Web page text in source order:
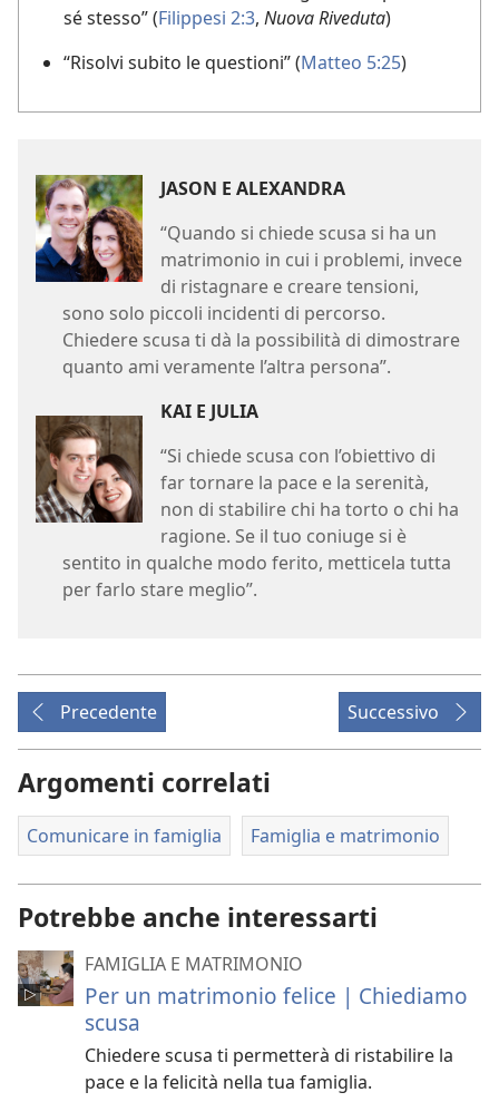
sé stesso” (Filippesi 2:3, Nuova Riveduta)
“Risolvi subito le questioni” (Matteo 5:25)
JASON E ALEXANDRA
“Quando si chiede scusa si ha un
matrimonio in cui i problemi, invece
di ristagnare e creare tensioni,
sono solo piccoli incidenti di percorso.
Chiedere scusa ti dà la possibilità di dimostrare
quanto ami veramente l’altra persona”.
KAI E JULIA
“Si chiede scusa con l’obiettivo di
far tornare la pace e la serenità,
non di stabilire chi ha torto o chi ha
ragione. Se il tuo coniuge si è
sentito in qualche modo ferito, metticela tutta
per farlo stare meglio”.
Precedente Successivo
Argomenti correlati
Comunicare in famiglia Famiglia e matrimonio
Potrebbe anche interessarti
FAMIGLIA E MATRIMONIO
Per un matrimonio felice | Chiediamo
scusa
Chiedere scusa ti permetterà di ristabilire la
pace e la felicità nella tua famiglia.